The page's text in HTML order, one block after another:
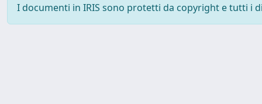
I documenti in IRIS sono protetti da copyright e tutti i